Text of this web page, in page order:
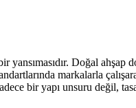
Doğal
markalarla
bir yapı unsuru değil,